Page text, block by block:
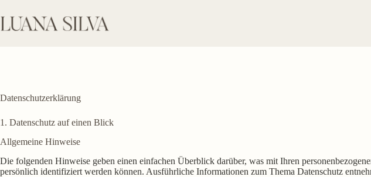
Inhalt
springen
Datenschutz­erklärung
1. Datenschutz auf einen Blick
Allgemeine Hinweise
Die folgenden Hinweise geben einen einfachen Überblick darüber, was mit Ihren
persönlich identifiziert werden können. Ausführliche Informationen zum Thema Datenschutz